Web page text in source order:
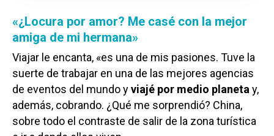
«¿Locura por amor? Me casé con la mejor
amiga de mi hermana»
Viajar le encanta, «es una de mis pasiones. Tuve la
suerte de trabajar en una de las mejores agencias
de eventos del mundo yviajé por medio planeta y,
además, cobrando. ¿Qué me sorprendió? China,
sobre todo el contraste de salir de la zona turística
Ciudad Real
Cuenca
Guadalajara
Talavera
Economía
Educación
Cultura
Deportes
Sucesos